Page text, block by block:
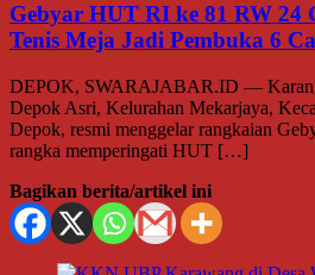
Gebyar HUT RI ke 81 RW 24
Tenis Meja Jadi Pembuka 6
DEPOK, SWARAJABAR.ID —
Depok Asri, Kelurahan Mekarjaya,
Depok, resmi menggelar rangkaian
rangka memperingati HUT […]
Bagikan berita/artikel ini